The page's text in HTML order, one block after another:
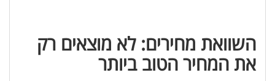
השוואת מחירים: לא מוצאים רק
את המחיר הטוב ביותר